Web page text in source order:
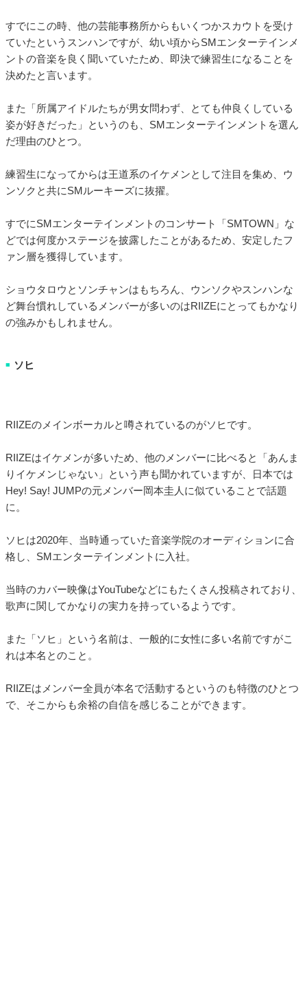
すでにこの時、他の芸能事務所からもいくつかスカウトを受け
ていたというスンハンですが、幼い頃からSMエンターテインメ
ントの音楽を良く聞いていたため、即決で練習生になることを
決めたと言います。
また「所属アイドルたちが男女問わず、とても仲良くしている
姿が好きだった」というのも、SMエンターテインメントを選ん
だ理由のひとつ。
練習生になってからは王道系のイケメンとして注目を集め、ウ
ンソクと共にSMルーキーズに抜擢。
すでにSMエンターテインメントのコンサート「SMTOWN」な
どでは何度かステージを披露したことがあるため、安定したフ
ァン層を獲得しています。
ショウタロウとソンチャンはもちろん、ウンソクやスンハンな
ど舞台慣れしているメンバーが多いのはRIIZEにとってもかなり
の強みかもしれません。
■ ソヒ
RIIZEのメインボーカルと噂されているのがソヒです。
RIIZEはイケメンが多いため、他のメンバーに比べると「あんま
りイケメンじゃない」という声も聞かれていますが、日本では
Hey! Say! JUMPの元メンバー岡本圭人に似ていることで話題
に。
ソヒは2020年、当時通っていた音楽学院のオーディションに合
格し、SMエンターテインメントに入社。
当時のカバー映像はYouTubeなどにもたくさん投稿されており、
歌声に関してかなりの実力を持っているようです。
また「ソヒ」という名前は、一般的に女性に多い名前ですがこ
れは本名とのこと。
RIIZEはメンバー全員が本名で活動するというのも特徴のひとつ
で、そこからも余裕の自信を感じることができます。